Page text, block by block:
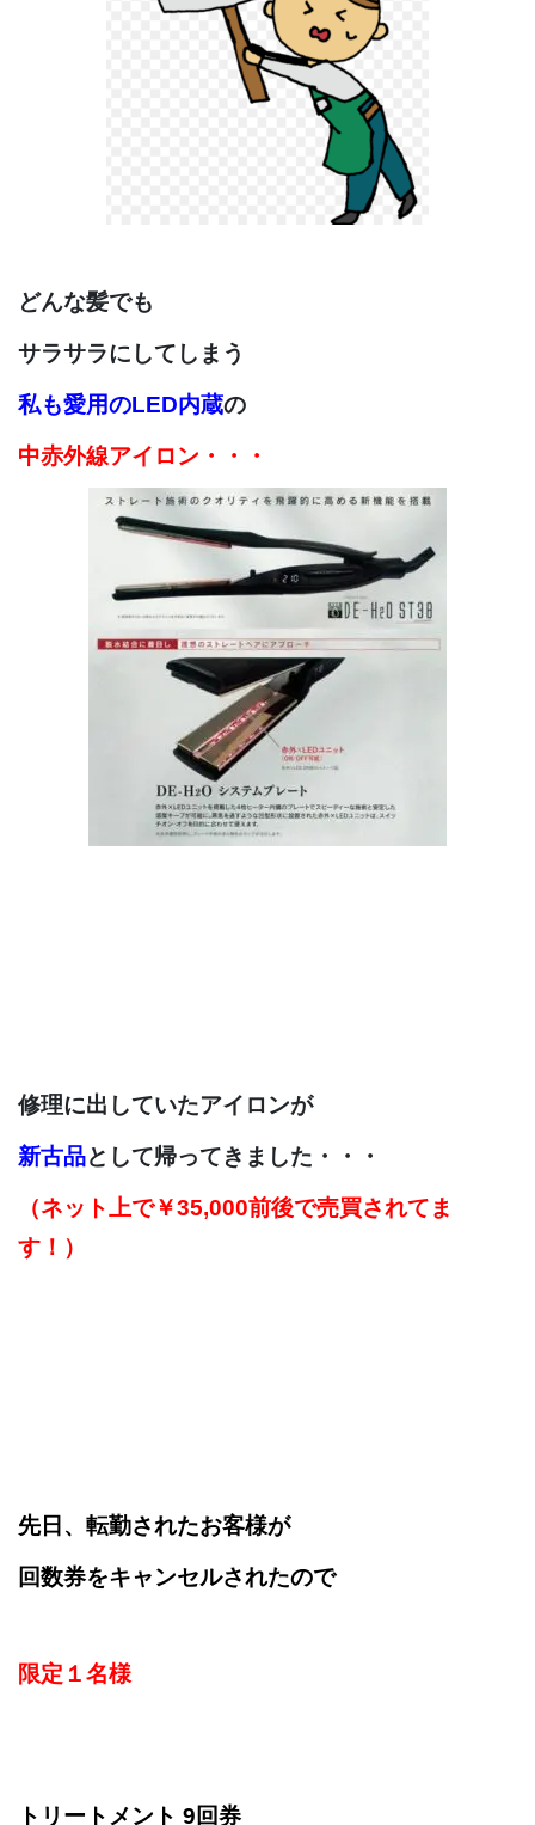
どんな髪でも
サラサラにしてしまう
私も愛用のLED内蔵の
中赤外線アイロン・・・
修理に出していたアイロンが
新古品として帰ってきました・・・
（ネット上で￥35,000前後で売買されてま
す！）
先日、転勤されたお客様が
回数券をキャンセルされたので
限定１名様
トリートメント 9回券